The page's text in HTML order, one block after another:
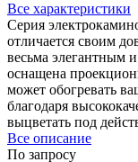
Все характеристики
Серия
отличается своим
весьма элегантным
оснащена
может обогревать
благодаря
выцветать под
Все описание
По запросу